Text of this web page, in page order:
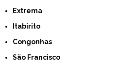
Extrema
Itabirito
Congonhas
São Francisco